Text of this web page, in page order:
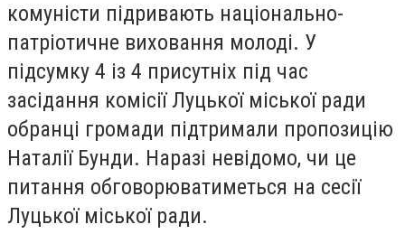
комуністи підривають національно-
патріотичне виховання молоді. У
підсумку 4 із 4 присутніх під час
засідання комісії Луцької міської ради
обранці громади підтримали пропозицію
Наталії Бунди. Наразі невідомо, чи це
питання обговорюватиметься на сесії
Луцької міської ради.